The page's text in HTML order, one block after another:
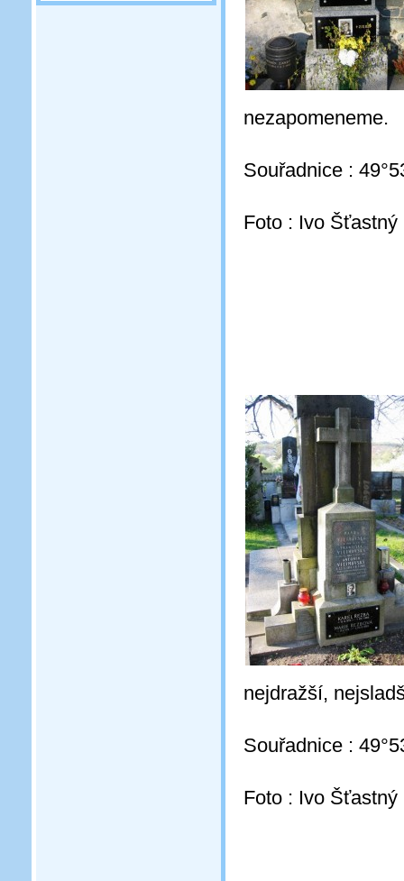
nezapomeneme.
Souřadnice :
Foto : Ivo
nejdražší,
Souřadnice :
Foto : Ivo